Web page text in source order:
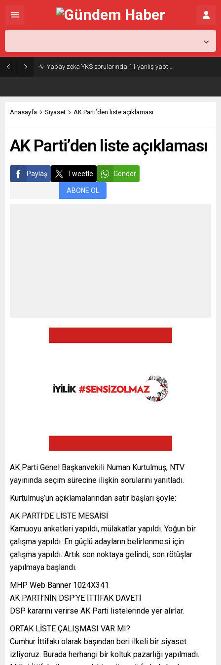
Yapay zeka YKS sorularında 11 yanlış yaptı…
Anasayfa Siyaset AK Parti’den liste açıklaması
AK Parti’den liste açıklaması
Paylaş Tweetle Gönder
ABONE OL
AK Parti Genel Başkanvekili Numan Kurtulmuş, NTV
yayınında seçim sürecine ilişkin sorularını yanıtladı.
Kurtulmuş’un açıklamalarından satır başları şöyle:
AK PARTİ’DE LİSTE MESAİSİ
Kamuoyu anketleri yapıldı, mülakatlar yapıldı. Yoğun bir
çalışma yapıldı. En güçlü adayların belirlenmesi için
çalışma yapıldı. Artık son noktaya gelindi, son rötüşlar
yapılmaya başlandı.
MHP Web Banner 1024X341
AK PARTİ’NİN DSP’YE İTTİFAK DAVETİ
DSP kararını verirse AK Parti listelerinde yer alırlar.
ORTAK LİSTE ÇALIŞMASI VAR MI?
Cumhur İttifakı olarak başından beri ilkeli bir siyaset
izliyoruz. Burada herhangi bir koltuk pazarlığı yapılmadı.